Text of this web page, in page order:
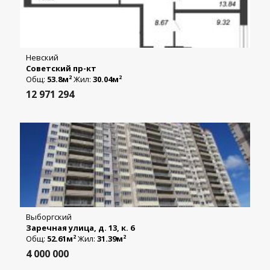
Невский
Советский пр-кт
Общ: 53.8м2 Жил: 30.04м2
12 971 294
Выборгский
Заречная улица, д. 13, к. 6
Общ: 52.61м2 Жил: 31.39м2
4 000 000